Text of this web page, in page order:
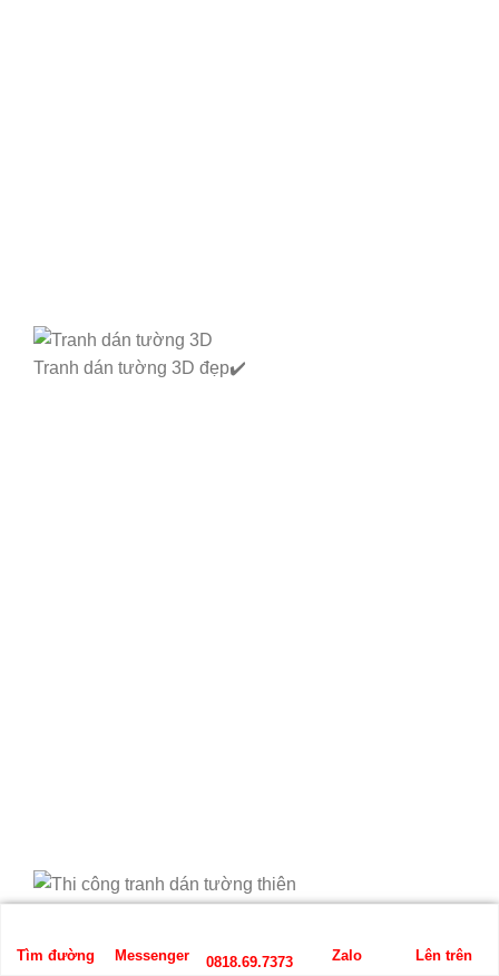
Tranh dán tường 3D đẹp✔️
Tìm đường Messenger 0818.69.7373 Zalo Lên trên